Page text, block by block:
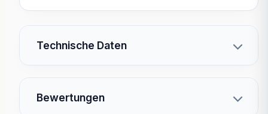
Technische Daten
Bewertungen